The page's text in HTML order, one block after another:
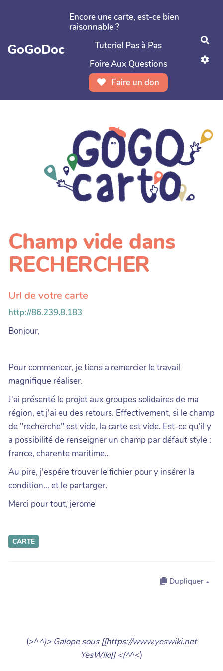
Aller au contenu principal
GoGoDoc
Encore une carte, est-ce bien
raisonnable ?
Tutoriel Pas à Pas
Foire Aux Questions
Faire un don
Champ vide dans
RECHERCHER
Url de votre carte
http://86.239.8.183
Bonjour,
Pour commencer, je tiens a remercier le travail
magnifique réaliser.
J'ai présenté le projet aux groupes solidaires de ma
région, et j'ai eu des retours. Effectivement, si le champ
de "recherche" est vide, la carte est vide. Est-ce qu'il y
a possibilité de renseigner un champ par défaut style :
france, charente maritime..
Au pire, j'espére trouver le fichier pour y insérer la
condition... et le partarger.
Merci pour tout, jerome
CARTE
Dupliquer
(>^^)> Galope sous [[https://www.yeswiki.net
YesWiki]] <(^^<)